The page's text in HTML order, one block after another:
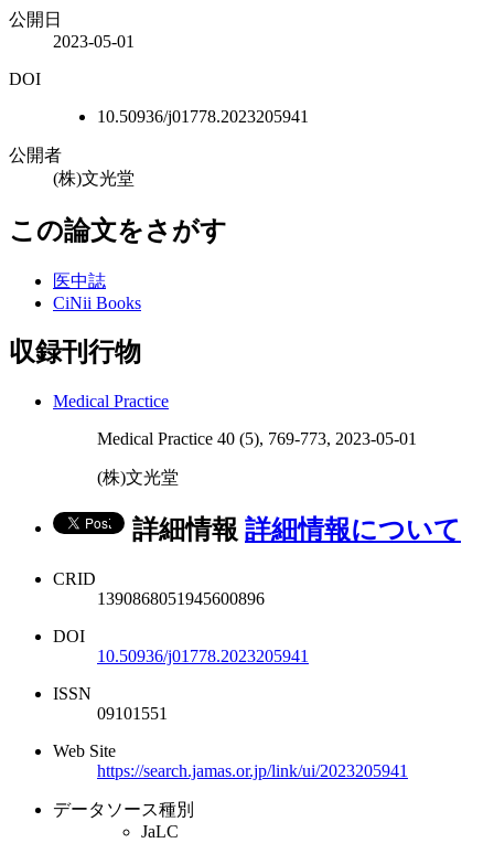
公開日
2023-05-01
DOI
10.50936/j01778.2023205941
公開者
(株)文光堂
この論文をさがす
医中誌
CiNii Books
収録刊行物
Medical Practice
Medical Practice 40 (5), 769-773, 2023-05-01
(株)文光堂
詳細情報 詳細情報について
CRID
1390868051945600896
DOI
10.50936/j01778.2023205941
ISSN
09101551
Web Site
https://search.jamas.or.jp/link/ui/2023205941
データソース種別
JaLC